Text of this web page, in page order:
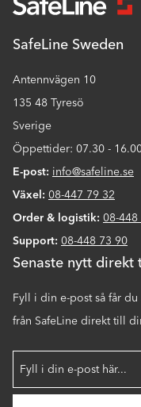
SafeLine Sweden
Antennvägen 10
135 48 Tyresö
Sverige
Öppettider: 07.30 -
E-post: info@safeline.se
Växel: 08-447 79 32
Order & logistik: 08-448
Support: 08-448 73 90
Senaste nytt
Fyll i din e-post så får
från SafeLine direkt till